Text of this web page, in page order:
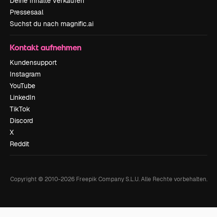
Pressesaal
Suchst du nach magnific.ai
Kontakt aufnehmen
Kundensupport
Instagram
YouTube
LinkedIn
TikTok
Discord
X
Reddit
Copyright © 2010-2026Freepik Company S.L.U. Alle Rechte vorbehalten.